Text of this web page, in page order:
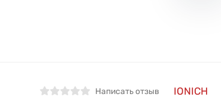
Написать отзыв IONICH